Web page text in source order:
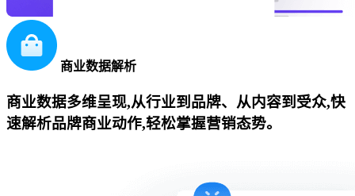
商业数据解析
商业数据多维呈现,从行业到品牌、从内容到受众,快
速解析品牌商业动作,轻松掌握营销态势。